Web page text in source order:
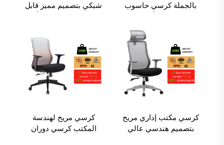
بالجملة كرسي حاسوب
شبكي بتصميم مميز قابل
لمكتب العمل
كرسي مكتب إداري مريح
بتصميم هندسي عالي
كرسي مريح لهندسة
المكتب كرسي دوران